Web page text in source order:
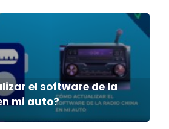
el software de la
mi auto?